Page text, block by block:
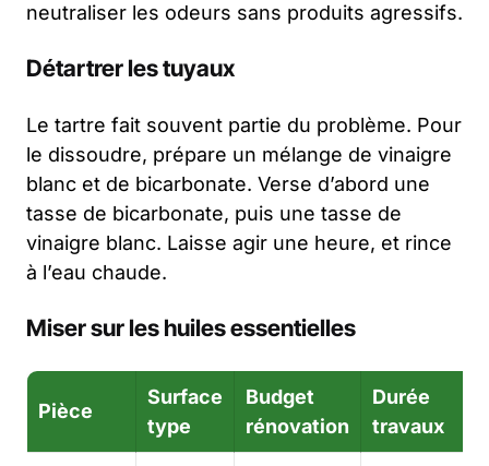
neutraliser les odeurs sans produits agressifs.
Détartrer les tuyaux
Le tartre fait souvent partie du problème. Pour
le dissoudre, prépare un mélange de vinaigre
blanc et de bicarbonate. Verse d’abord une
tasse de bicarbonate, puis une tasse de
vinaigre blanc. Laisse agir une heure, et rince
à l’eau chaude.
Miser sur les huiles essentielles
Pièce
Surface
type
Budget
rénovation
Durée
travaux